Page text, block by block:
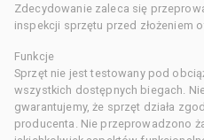
Zdecydowanie zaleca się
inspekcji sprzętu przed złożeniem
Funkcje
Sprzęt nie jest testowany pod
wszystkich dostępnych biegach.
gwarantujemy, że sprzęt działa
producenta. Nie przeprowadzono